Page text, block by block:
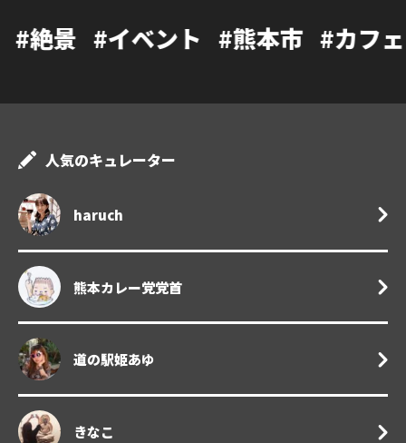
ント #熊本市 #カフェ #温泉 #ラ
人気のキュレーター
haruch
熊本カレー党党首
道の駅姫あゆ
きなこ